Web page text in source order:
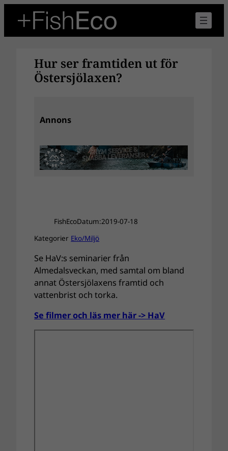
innehåll
Hur ser framtiden ut för
Östersjölaxen?
Annons
FishEcoDatum:2019-07-18
Kategorier Eko/Miljö
Se HaV:s seminarier från
Almedalsveckan, med samtal om bland
annat Östersjölaxens framtid och
vattenbrist och torka.
Se filmer och läs mer här -> HaV